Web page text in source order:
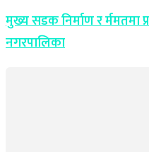
मुख्य सडक निर्माण र र्ममतमा
नगरपालिका